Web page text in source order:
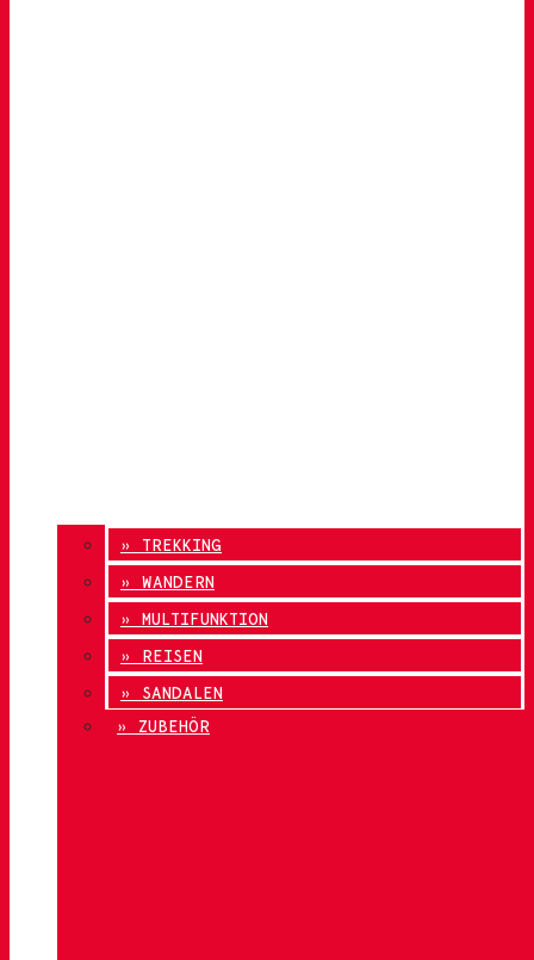
» TREKKING
» WANDERN
» MULTIFUNKTION
» REISEN
» SANDALEN
» ZUBEHÖR